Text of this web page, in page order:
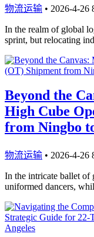
物流运输 • 2026-4-26
In the realm of global
sprint, but relocating
Beyond the
High Cube
from Ningbo
物流运输 • 2026-4-26
In the intricate ballet of
uniformed dancers,